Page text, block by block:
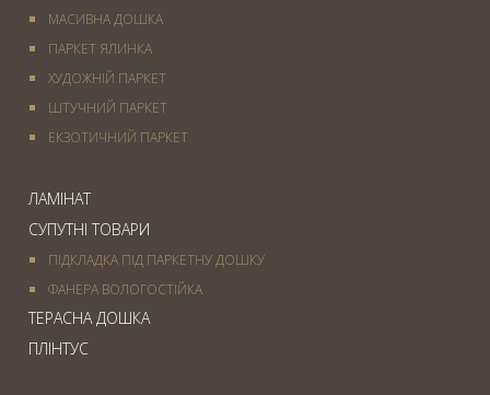
МАСИВНА ДОШКА
ПАРКЕТ ЯЛИНКА
ХУДОЖНІЙ ПАРКЕТ
ШТУЧНИЙ ПАРКЕТ
ЕКЗОТИЧНИЙ ПАРКЕТ
ЛАМІНАТ
СУПУТНІ ТОВАРИ
ПІДКЛАДКА ПІД ПАРКЕТНУ ДОШКУ
ФАНЕРА ВОЛОГОСТІЙКА
ТЕРАСНА ДОШКА
ПЛІНТУС